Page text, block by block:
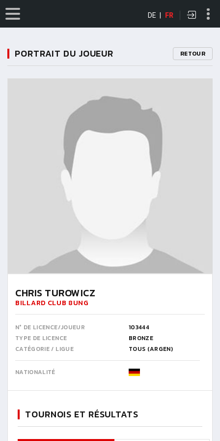
DE | FR
PORTRAIT DU JOUEUR RETOUR
CHRIS TUROWICZ
BILLARD CLUB 8UNG
N° DE LICENCE/JOUEUR
103444
TYPE DE LICENCE
BRONZE
CATÉGORIE / LIGUE
TOUS (ARGEN)
NATIONALITÉ
TOURNOIS ET RÉSULTATS